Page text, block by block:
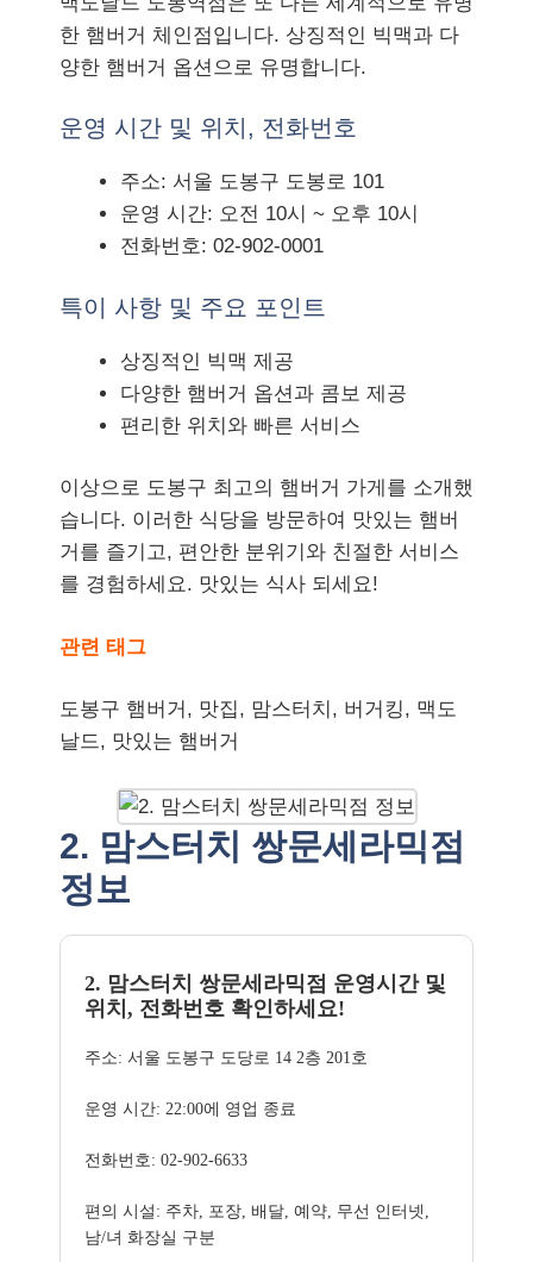
한 햄버거 체인점입니다. 상징적인 빅맥과 다
양한 햄버거 옵션으로 유명합니다.
운영 시간 및 위치, 전화번호
주소: 서울 도봉구 도봉로 101
운영 시간: 오전 10시 ~ 오후 10시
전화번호: 02-902-0001
특이 사항 및 주요 포인트
상징적인 빅맥 제공
다양한 햄버거 옵션과 콤보 제공
편리한 위치와 빠른 서비스
이상으로 도봉구 최고의 햄버거 가게를 소개했
습니다. 이러한 식당을 방문하여 맛있는 햄버
거를 즐기고, 편안한 분위기와 친절한 서비스
를 경험하세요. 맛있는 식사 되세요!
관련 태그
도봉구 햄버거, 맛집, 맘스터치, 버거킹, 맥도
날드, 맛있는 햄버거
2. 맘스터치 쌍문세라믹점
정보
2. 맘스터치 쌍문세라믹점 운영시간 및
위치, 전화번호 확인하세요!
주소: 서울 도봉구 도당로 14 2층 201호
운영 시간: 22:00에 영업 종료
전화번호: 02-902-6633
편의 시설: 주차, 포장, 배달, 예약, 무선 인터넷,
남/녀 화장실 구분